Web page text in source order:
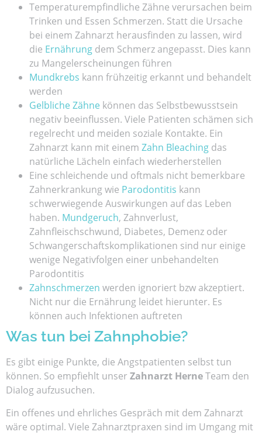
Temperaturempfindliche Zähne verursachen beim
Trinken und Essen Schmerzen. Statt die Ursache
bei einem Zahnarzt herausfinden zu lassen, wird
die Ernährung dem Schmerz angepasst. Dies kann
zu Mangelerscheinungen führen
Mundkrebs kann frühzeitig erkannt und behandelt
werden
Gelbliche Zähne können das Selbstbewusstsein
negativ beeinflussen. Viele Patienten schämen sich
regelrecht und meiden soziale Kontakte. Ein
Zahnarzt kann mit einem Zahn Bleaching das
natürliche Lächeln einfach wiederherstellen
Eine schleichende und oftmals nicht bemerkbare
Zahnerkrankung wie Parodontitis kann
schwerwiegende Auswirkungen auf das Leben
haben. Mundgeruch, Zahnverlust,
Zahnfleischschwund, Diabetes, Demenz oder
Schwangerschaftskomplikationen sind nur einige
wenige Negativfolgen einer unbehandelten
Parodontitis
Zahnschmerzen werden ignoriert bzw akzeptiert.
Nicht nur die Ernährung leidet hierunter. Es
können auch Infektionen auftreten
Was tun bei Zahnphobie?
Es gibt einige Punkte, die Angstpatienten selbst tun
können. So empfiehlt unser Zahnarzt HerneTeam den
Dialog aufzusuchen.
Ein offenes und ehrliches Gespräch mit dem Zahnarzt
wäre optimal. Viele Zahnarztpraxen sind im Umgang mit